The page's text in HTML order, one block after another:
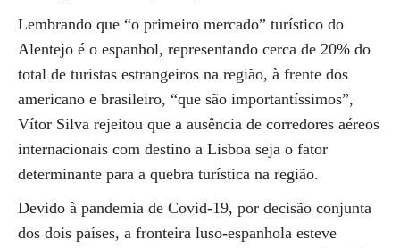
Lembrando que “o primeiro mercado” turístico do
Alentejo é o espanhol, representando cerca de 20% do
total de turistas estrangeiros na região, à frente dos
americano e brasileiro, “que são importantíssimos”,
Vítor Silva rejeitou que a ausência de corredores aéreos
internacionais com destino a Lisboa seja o fator
determinante para a quebra turística na região.
Devido à pandemia de Covid-19, por decisão conjunta
dos dois países, a fronteira luso-espanhola esteve